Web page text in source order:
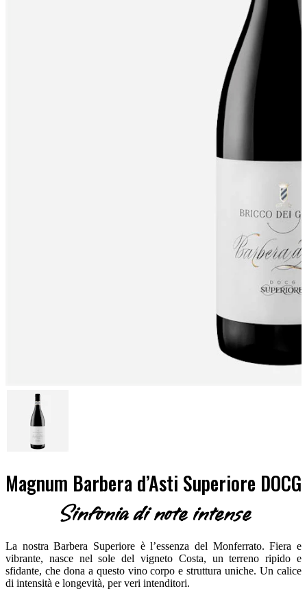
Magnum Barbera d’Asti Superiore DOCG
Sinfonia di note intense
La nostra Barbera Superiore è l’essenza del Monferrato. Fiera e
vibrante, nasce nel sole del vigneto Costa, un terreno ripido e
sfidante, che dona a questo vino corpo e struttura uniche. Un calice
di intensità e longevità, per veri intenditori.